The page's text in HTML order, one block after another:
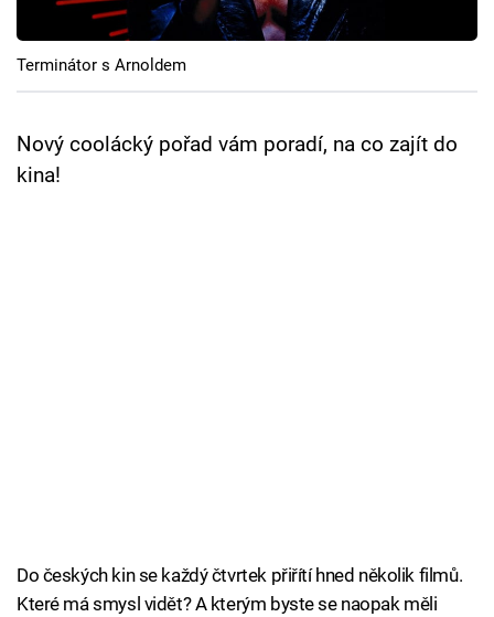
Cool Esport
Pořady
TV Program
Sledujte prima+
Terminátor s Arnoldem
Nový coolácký pořad vám poradí, na co zajít do
kina!
Do českých kin se každý čtvrtek přiřítí hned několik filmů.
Které má smysl vidět? A kterým byste se naopak měli